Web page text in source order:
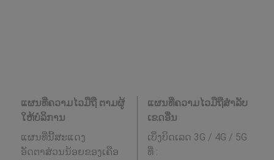
ແຜນທີ່ຄວາມໄວມືຖື ຕາມຜູ້
ໃຫ້ບໍລິການ
ແຜນທີ່ນີ້ສະແດງ
ອັດຕາສ່ວນນ້ອຍຂອງເຄືອ
ແຜນທີ່ຄວາມໄວມືຖືສໍາລັບ
ເຂດອື່ນ
ເບິ່ງບິດເລດ 3G / 4G / 5G
ທີ່ :